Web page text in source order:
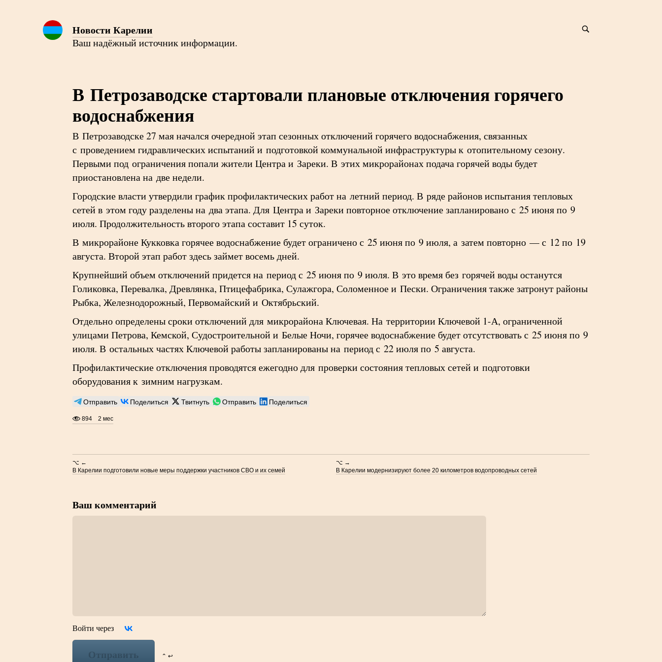
Новости Карелии
Ваш надёжный источник информации.
В Петрозаводске стартовали плановые отключения горячего
водоснабжения
В Петрозаводске 27 мая начался очередной этап сезонных отключений горячего водоснабжения, связанных
с проведением гидравлических испытаний и подготовкой коммунальной инфраструктуры к отопительному сезону.
Первыми под ограничения попали жители Центра и Зареки. В этих микрорайонах подача горячей воды будет
приостановлена на две недели.
Городские власти утвердили график профилактических работ на летний период. В ряде районов испытания тепловых
сетей в этом году разделены на два этапа. Для Центра и Зареки повторное отключение запланировано с 25 июня по 9
июля. Продолжительность второго этапа составит 15 суток.
В микрорайоне Кукковка горячее водоснабжение будет ограничено с 25 июня по 9 июля, а затем повторно — с 12 по 19
августа. Второй этап работ здесь займет восемь дней.
Крупнейший объем отключений придется на период с 25 июня по 9 июля. В это время без горячей воды останутся
Голиковка, Перевалка, Древлянка, Птицефабрика, Сулажгора, Соломенное и Пески. Ограничения также затронут районы
Рыбка, Железнодорожный, Первомайский и Октябрьский.
Отдельно определены сроки отключений для микрорайона Ключевая. На территории Ключевой 1-А, ограниченной
улицами Петрова, Кемской, Судостроительной и Белые Ночи, горячее водоснабжение будет отсутствовать с 25 июня по 9
июля. В остальных частях Ключевой работы запланированы на период с 22 июля по 5 августа.
Профилактические отключения проводятся ежегодно для проверки состояния тепловых сетей и подготовки
оборудования к зимним нагрузкам.
Отправить Поделиться Твитнуть Отправить Поделиться
894 2 мес
⌥ ←
В Карелии подготовили новые меры поддержки участников СВО и их семей
⌥ →
В Карелии модернизируют более 20 километров водопроводных сетей
Ваш комментарий
Войти через
Отправить ⌃ ↩